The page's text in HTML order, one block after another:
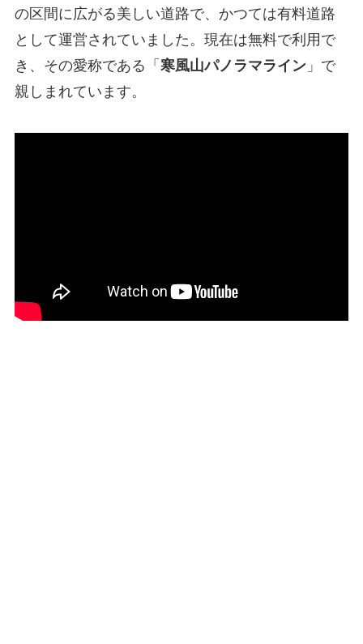
の区間に広がる美しい道路で、かつては有料道路
として運営されていました。現在は無料で利用で
き、その愛称である「 寒風山パノラマライン」で
親しまれています。